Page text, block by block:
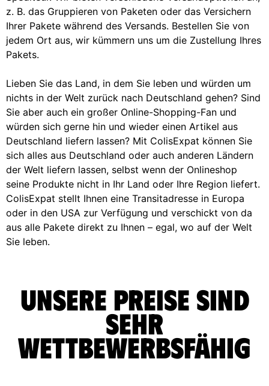
z. B. das Gruppieren von Paketen oder das Versichern
Ihrer Pakete während des Versands. Bestellen Sie von
jedem Ort aus, wir kümmern uns um die Zustellung Ihres
Pakets.
Lieben Sie das Land, in dem Sie leben und würden um
nichts in der Welt zurück nach Deutschland gehen? Sind
Sie aber auch ein großer Online-Shopping-Fan und
würden sich gerne hin und wieder einen Artikel aus
Deutschland liefern lassen? Mit ColisExpat können Sie
sich alles aus Deutschland oder auch anderen Ländern
der Welt liefern lassen, selbst wenn der Onlineshop
seine Produkte nicht in Ihr Land oder Ihre Region liefert.
ColisExpat stellt Ihnen eine Transitadresse in Europa
oder in den USA zur Verfügung und verschickt von da
aus alle Pakete direkt zu Ihnen – egal, wo auf der Welt
Sie leben.
Unsere Preise sind
sehr
wettbewerbsfähig